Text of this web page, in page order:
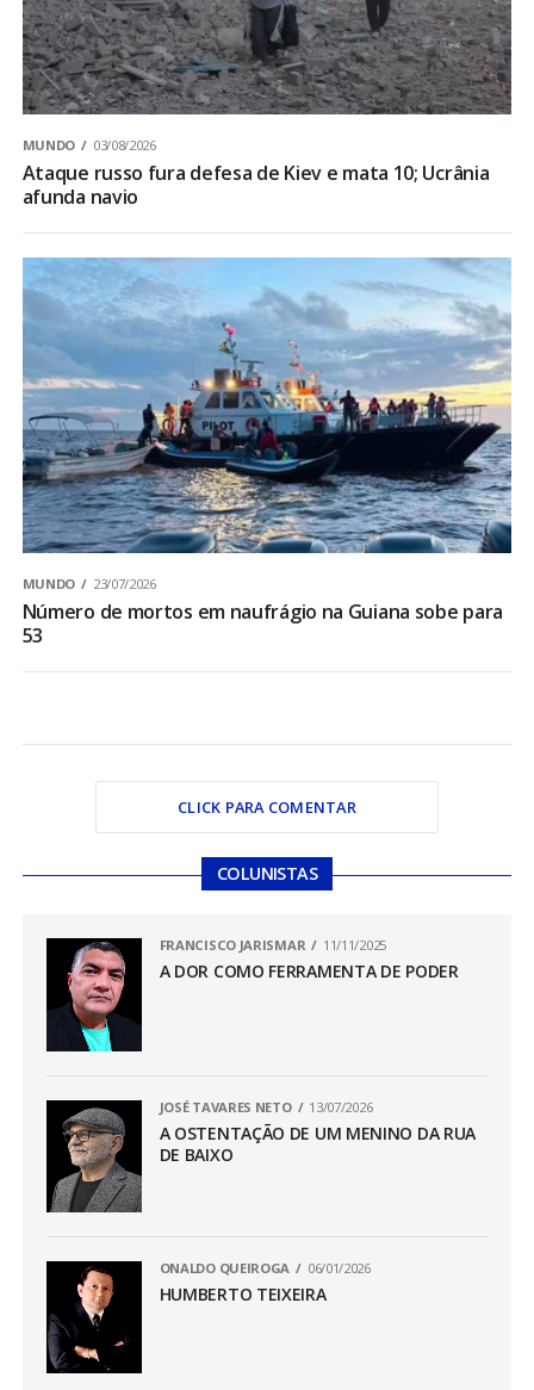
MUNDO 03/08/2026
Ataque russo fura defesa de Kiev e mata 10; Ucrânia
afunda navio
MUNDO 23/07/2026
Número de mortos em naufrágio na Guiana sobe para
53
CLICK PARA COMENTAR
COLUNISTAS
FRANCISCO JARISMAR 11/11/2025
A DOR COMO FERRAMENTA DE PODER
JOSÉ TAVARES NETO 13/07/2026
A OSTENTAÇÃO DE UM MENINO DA RUA
DE BAIXO
ONALDO QUEIROGA 06/01/2026
HUMBERTO TEIXEIRA